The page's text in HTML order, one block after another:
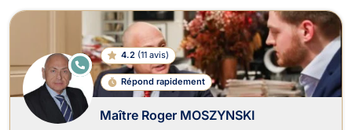
4.2 (11 avis)
Répond rapidement
E
N
G
E
Maître Roger MOSZYNSKI